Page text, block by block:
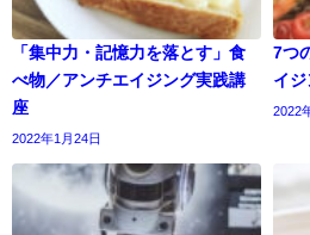
「集中力・記憶力を落とす」食
べ物／アンチエイジング実践講
座
2022年1月24日
7つ
イ
2022